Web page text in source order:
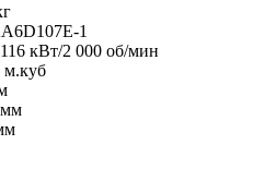
1
116 кВт/2 000 об/мин
м.куб
мм